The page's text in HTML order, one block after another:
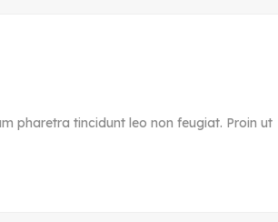
pharetra tincidunt leo non feugiat. Proin ut